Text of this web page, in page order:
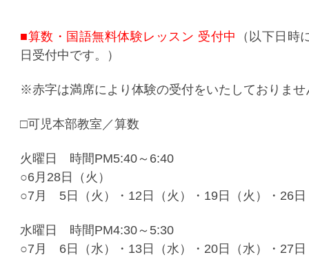
■算数・国語無料体験レッスン 受付中
（以下日時
日受付中です。）
※赤字は満席により体験の受付をいたしておりませ
□可児本部教室／算数
火曜日 時間PM5:40～6:40
○6月28日（火）
○7月 5日（火）・12日（火）・19日（火）・26日
水曜日 時間PM4:30～5:30
○7月 6日（水）・13日（水）・20日（水）・27日